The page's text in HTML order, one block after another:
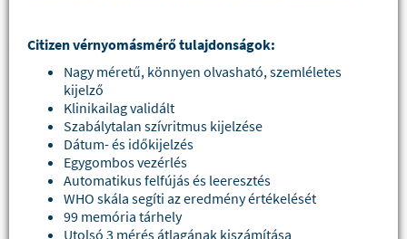
Citizen vérnyomásmérő tulajdonságok:
Nagy méretű, könnyen olvasható, szemléletes
kijelző
Klinikailag validált
Szabálytalan szívritmus kijelzése
Dátum- és időkijelzés
Egygombos vezérlés
Automatikus felfújás és leeresztés
WHO skála segíti az eredmény értékelését
99 memória tárhely
Utolsó 3 mérés átlagának kiszámítása